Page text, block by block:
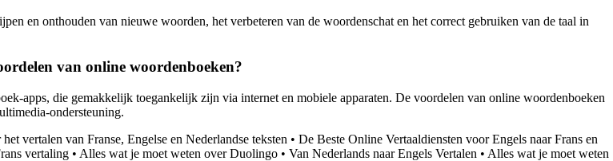
en onthouden van nieuwe woorden, het verbeteren van de woordenschat en het correct gebruiken van de taal in
van online woordenboeken?
apps, die gemakkelijk toegankelijk zijn via internet en mobiele apparaten. De voordelen van online woordenboeken
ondersteuning.
vertalen van Franse, Engelse en Nederlandse teksten • De Beste Online Vertaaldiensten voor Engels naar Frans en
vertaling • Alles wat je moet weten over Duolingo • Van Nederlands naar Engels Vertalen • Alles wat je moet weten